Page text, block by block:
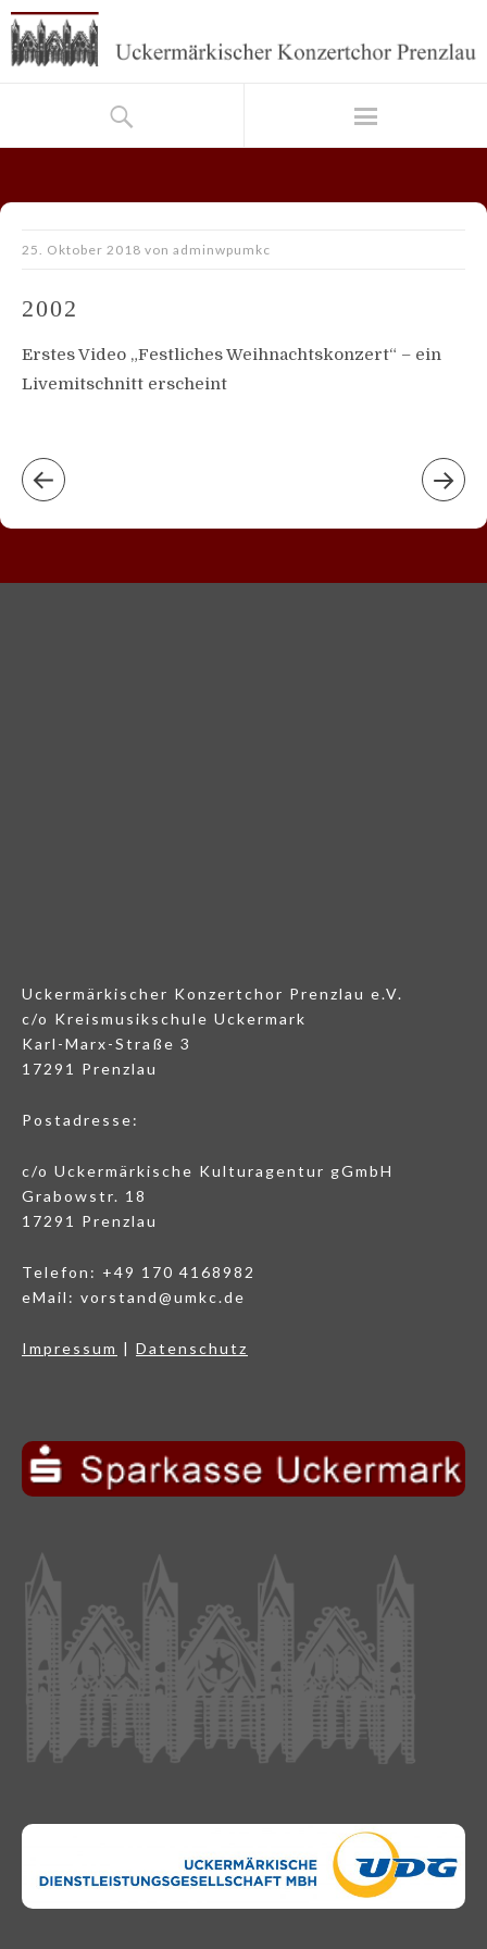
25. Oktober 2018 von adminwpumkc
2002
Erstes Video „Festliches Weihnachtskonzert“ – ein
Livemitschnitt erscheint
Uckermärkischer Konzertchor Prenzlau e.V.
c/o Kreismusikschule Uckermark
Karl-Marx-Straße 3
17291 Prenzlau
Postadresse:
c/o Uckermärkische Kulturagentur gGmbH
Grabowstr. 18
17291 Prenzlau
Telefon: +49 170 4168982
eMail: vorstand@umkc.de
Impressum | Datenschutz